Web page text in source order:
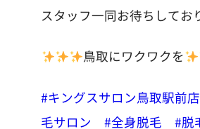
スタッフ一同お待ちしてお
鳥取にワクワクを
#キングスサロン鳥取駅前店
毛サロン
#全身脱毛 #脱